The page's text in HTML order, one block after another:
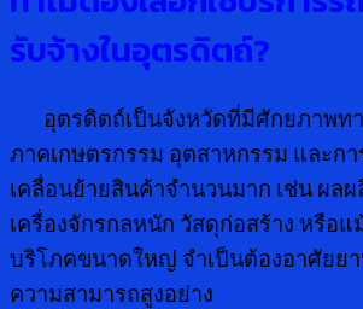
รับจ้างในอุตรดิตถ์?
อุตรดิตถ์เป็นจังหวัดที่มีศักยภาพทา
ภาคเกษตรกรรม อุตสาหกรรม และกา
เคลื่อนย้ายสินค้าจำนวนมาก เช่น ผล
เครื่องจักรกลหนัก วัสดุก่อสร้าง หรือ
บริโภคขนาดใหญ่ จำเป็นต้องอาศัยย
ความสามารถสูงอย่าง